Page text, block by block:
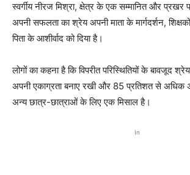
स्वर्गीय नीरज मिश्रा, क्षेत्र के एक सम्मानित और
अपनी सफलता का श्रेय अपनी माता के मार्गदर्शन,
पिता के आशीर्वाद को दिया है।
लोगों का कहना है कि विपरीत परिस्थितियों के बावजूद
अपनी एकाग्रता बनाए रखी और 85 प्रतिशत से अधिक
अन्य छात्र-छात्राओं के लिए एक मिसाल है।
In